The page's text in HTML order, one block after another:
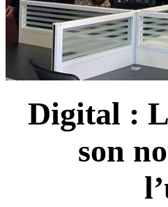
Digital :
son